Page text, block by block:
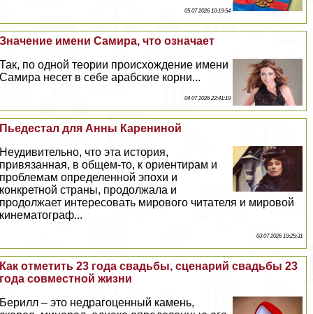
05 07 2026 10:19:54
Значение имени Самира, что означает
Так, по одной теории происхождение имени
Самира несет в себе арабские корни...
04 07 2026 22:41:19
Пьедестал для Анны Карениной
Неудивительно, что эта история,
привязанная, в общем-то, к ориентирам и
проблемам определенной эпохи и
конкретной страны, продолжала и
продолжает интересовать мирового читателя и мировой
кинематограф...
03 07 2026 19:25:31
Как отметить 23 года свадьбы, сценарий свадьбы 23
года совместной жизни
Берилл – это недрагоценный камень,